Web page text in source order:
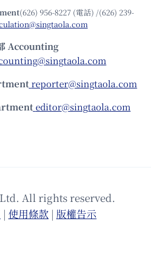
(626) 956-8227 (電話) /(626) 239-
Accounting
reporter@singtaola.com
editor@singtaola.com
All rights reserved.
| 使⽤條款 | 版權告⽰